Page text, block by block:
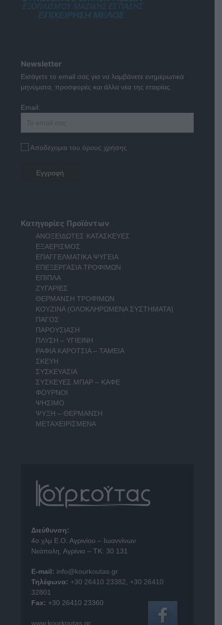
Newsletter
Εισάγετε το email σας για να λαμβάνετε ενημερωτικά
μηνύματα, προσφορές και άλλα νέα της εταιρίας.
Email:
Αποδέχομαι του όρους χρήσης
Κατηγορίες Προϊόντων
ΑΝΟΞΕΙΔΩΤΕΣ ΚΑΤΑΣΚΕΥΕΣ
ΕΞΑΕΡΙΣΜΟΣ
ΕΠΑΓΓΕΛΜΑΤΙΚΑ ΨΥΓΕΙΑ
ΕΠΕΞΕΡΓΑΣΙΑ ΤΡΟΦΙΜΩΝ
ΕΠΙΠΛΑ
ΖΥΓΑΡΙΕΣ
ΘΕΡΜΑΝΣΗ ΤΡΟΦΙΜΩΝ
ΚΟΥΖΙΝΑ (ΟΛΟΚΛΗΡΩΜΕΝΑ ΣΥΣΤΗΜΑΤΑ)
ΠΑΓΟΣ
ΠΑΡΟΥΣΙΑΣΗ
ΠΛΥΣΗ – ΥΓΙΕΙΝΗ
ΡΑΦΙΑ ΚΑΡΟΤΣΙΑ – ΤΑΜΕΙΑ
ΣΚΕΥΗ
ΣΥΣΚΕΥΑΣΙΑ
ΣΥΣΚΕΥΕΣ ΜΠΑΡ – ΚΑΦΕ
ΦΟΥΡΝΟΙ
ΨΗΣΙΜΟ
ΨΥΞΗ – ΘΕΡΜΑΝΣΗ
ΜΕΤΑΧΕΙΡΙΣΜΕΝΑ
Διεύθυνση:
4o χλμ Ε.Ο. Αγρινίου – Ιωαννίνων
Νεάπολη, Αγρίνιο – ΤΚ: 30 131
E-mail: info@kourkoutas.gr
Τηλέφωνα: +30 26410 23382
+30 26410
32801
Fax: +30 26410 23360
www.kourkoutas.gr